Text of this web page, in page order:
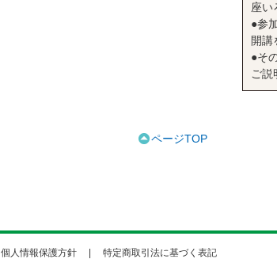
座い
●参
開講
●そ
ご説
ページTOP
個人情報保護方針 特定商取引法に基づく表記